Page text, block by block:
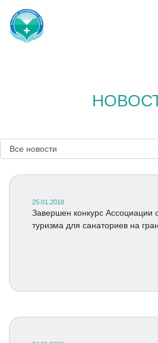
25.01.2018
Завершен конкурс Ассоциации
туризма для санаториев на